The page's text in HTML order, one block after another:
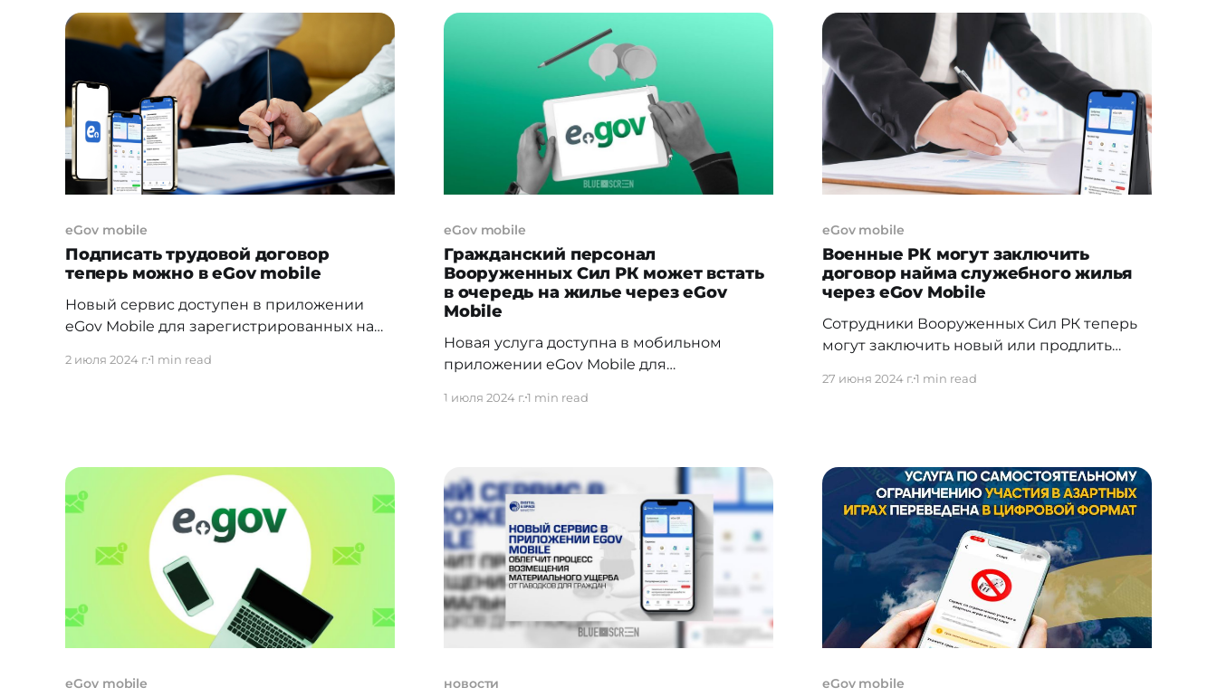
выбрать формат справки: в электронном
виде или в бумажном с апостилем. Если
вы выбираете справку с апостилем, нужно
указать адрес филиала Государственной
корпорации
EGov порталы мен eGov mobile
қосымшасын 14 миллионнан астам адам
пайдаланады. Оның 1,2 миллионнан
астамы осы жылдың
на мобильных устройствах iOS и Android.
Мобильное приложение eGov Business
является одним из компонентов
информационной системы «Мобильное
правительство»
eGov mobile
Подписать трудовой договор
теперь можно в eGov mobile
Новый сервис доступен в приложении
eGov Mobile для зарегистрированных на
трудовой договор с работодателем
проект электронного трудового договора
в своем личном кабинете на
портале https://hr.
2 июля 2024 г.1 min read
eGov mobile
Гражданский персонал
Вооруженных Сил РК может встать
в очередь на жилье через eGov
Mobile
Новая услуга доступна в мобильном
приложении eGov Mobile для
гражданского персонала Вооруженных
можно не только через портал
электронного правительства, но и со
смартфонов. Процедура постановки в
очередь на служебное жилье ранее
предусматривала сбор и подачу
документов
1 июля 2024 г.1 min read
eGov mobile
Военные РК могут заключить
договор найма служебного жилья
через eGov Mobile
Сотрудники Вооруженных Сил РК теперь
могут заключить новый или продлить
служебного жилья с помощью eGov
теперь услуга заключения договоров
доступна с любого смартфона, на котором
установлено приложение eGov Mobile.
Чтобы получить услугу необходимо:
27 июня 2024 г.1 min read
eGov mobile новости eGov mobile